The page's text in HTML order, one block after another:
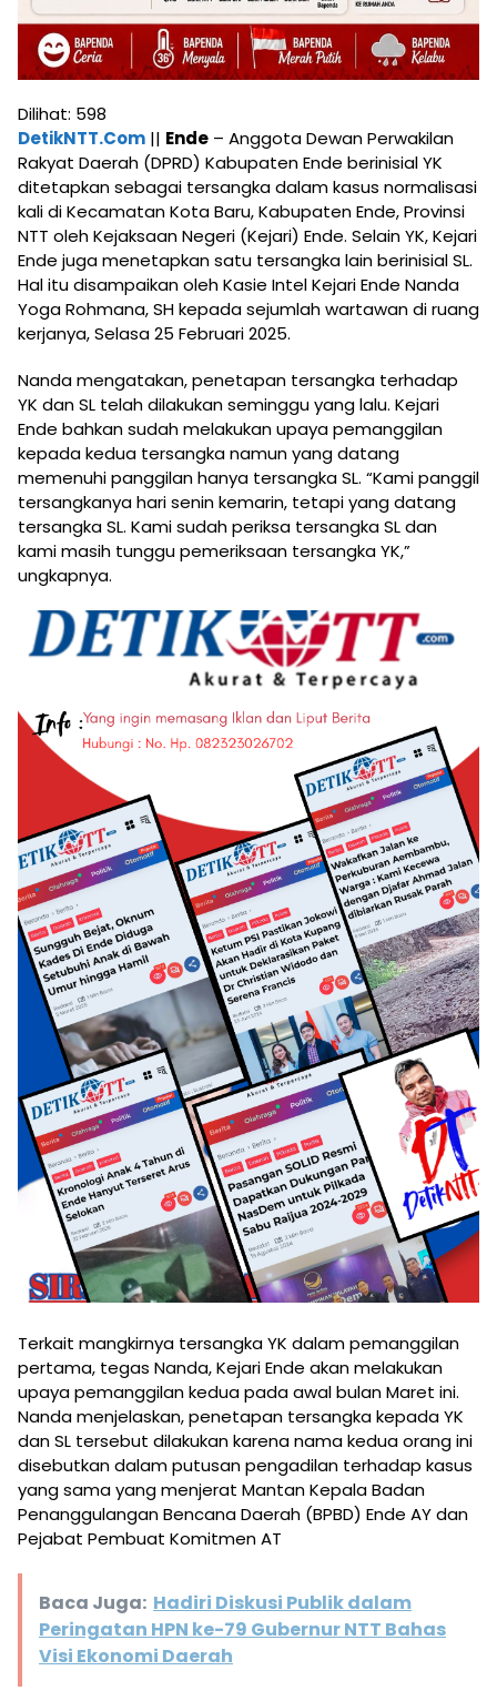
Dilihat: 598
DetikNTT.Com || Ende – Anggota Dewan Perwakilan
Rakyat Daerah (DPRD) Kabupaten Ende berinisial YK
ditetapkan sebagai tersangka dalam kasus normalisasi
kali di Kecamatan Kota Baru, Kabupaten Ende, Provinsi
NTT oleh Kejaksaan Negeri (Kejari) Ende. Selain YK, Kejari
Ende juga menetapkan satu tersangka lain berinisial SL.
Hal itu disampaikan oleh Kasie Intel Kejari Ende Nanda
Yoga Rohmana, SH kepada sejumlah wartawan di ruang
kerjanya, Selasa 25 Februari 2025.
Nanda mengatakan, penetapan tersangka terhadap
YK dan SL telah dilakukan seminggu yang lalu. Kejari
Ende bahkan sudah melakukan upaya pemanggilan
kepada kedua tersangka namun yang datang
memenuhi panggilan hanya tersangka SL. “Kami panggil
tersangkanya hari senin kemarin, tetapi yang datang
tersangka SL. Kami sudah periksa tersangka SL dan
kami masih tunggu pemeriksaan tersangka YK,”
ungkapnya.
Terkait mangkirnya tersangka YK dalam pemanggilan
pertama, tegas Nanda, Kejari Ende akan melakukan
upaya pemanggilan kedua pada awal bulan Maret ini.
Nanda menjelaskan, penetapan tersangka kepada YK
dan SL tersebut dilakukan karena nama kedua orang ini
disebutkan dalam putusan pengadilan terhadap kasus
yang sama yang menjerat Mantan Kepala Badan
Penanggulangan Bencana Daerah (BPBD) Ende AY dan
Pejabat Pembuat Komitmen AT
Baca Juga: Hadiri Diskusi Publik dalam
Peringatan HPN ke-79 Gubernur NTT Bahas
Visi Ekonomi Daerah